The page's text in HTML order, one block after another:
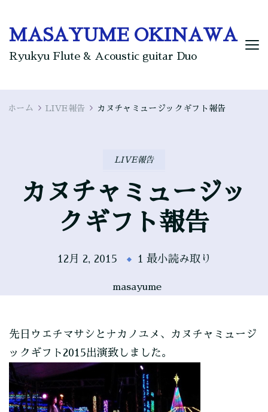
MASAYUME OKINAWA
Ryukyu Flute & Acoustic guitar Duo
ホーム LIVE報告 カヌチャミュージックギフト報告
LIVE報告
カヌチャミュージッ
クギフト報告
12月 2, 2015 1 最小読み取り
masayume
先日ウエチマサシとナカノユメ、カヌチャミュージ
ックギフト2015出演致しました。